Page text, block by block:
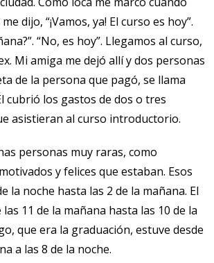
dijo, “¡Vamos, ya! El curso es hoy”.
“No, es hoy”. Llegamos al curso,
Mi amiga me dejó allí y dos personas
de la persona que pagó, se llama
cubrió los gastos de dos o tres
asistieran al curso introductorio.
personas muy raras, como
y felices que estaban. Esos
la noche hasta las 2 de la mañana. El
11 de la mañana hasta las 10 de la
que era la graduación, estuve desde
a las 8 de la noche.